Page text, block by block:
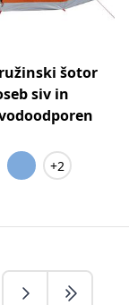
šotor
siv in
+2